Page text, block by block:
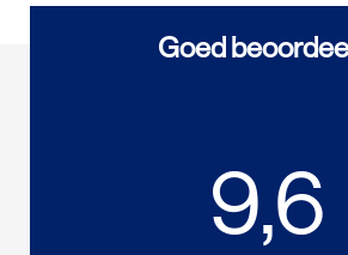
Goed
9,6